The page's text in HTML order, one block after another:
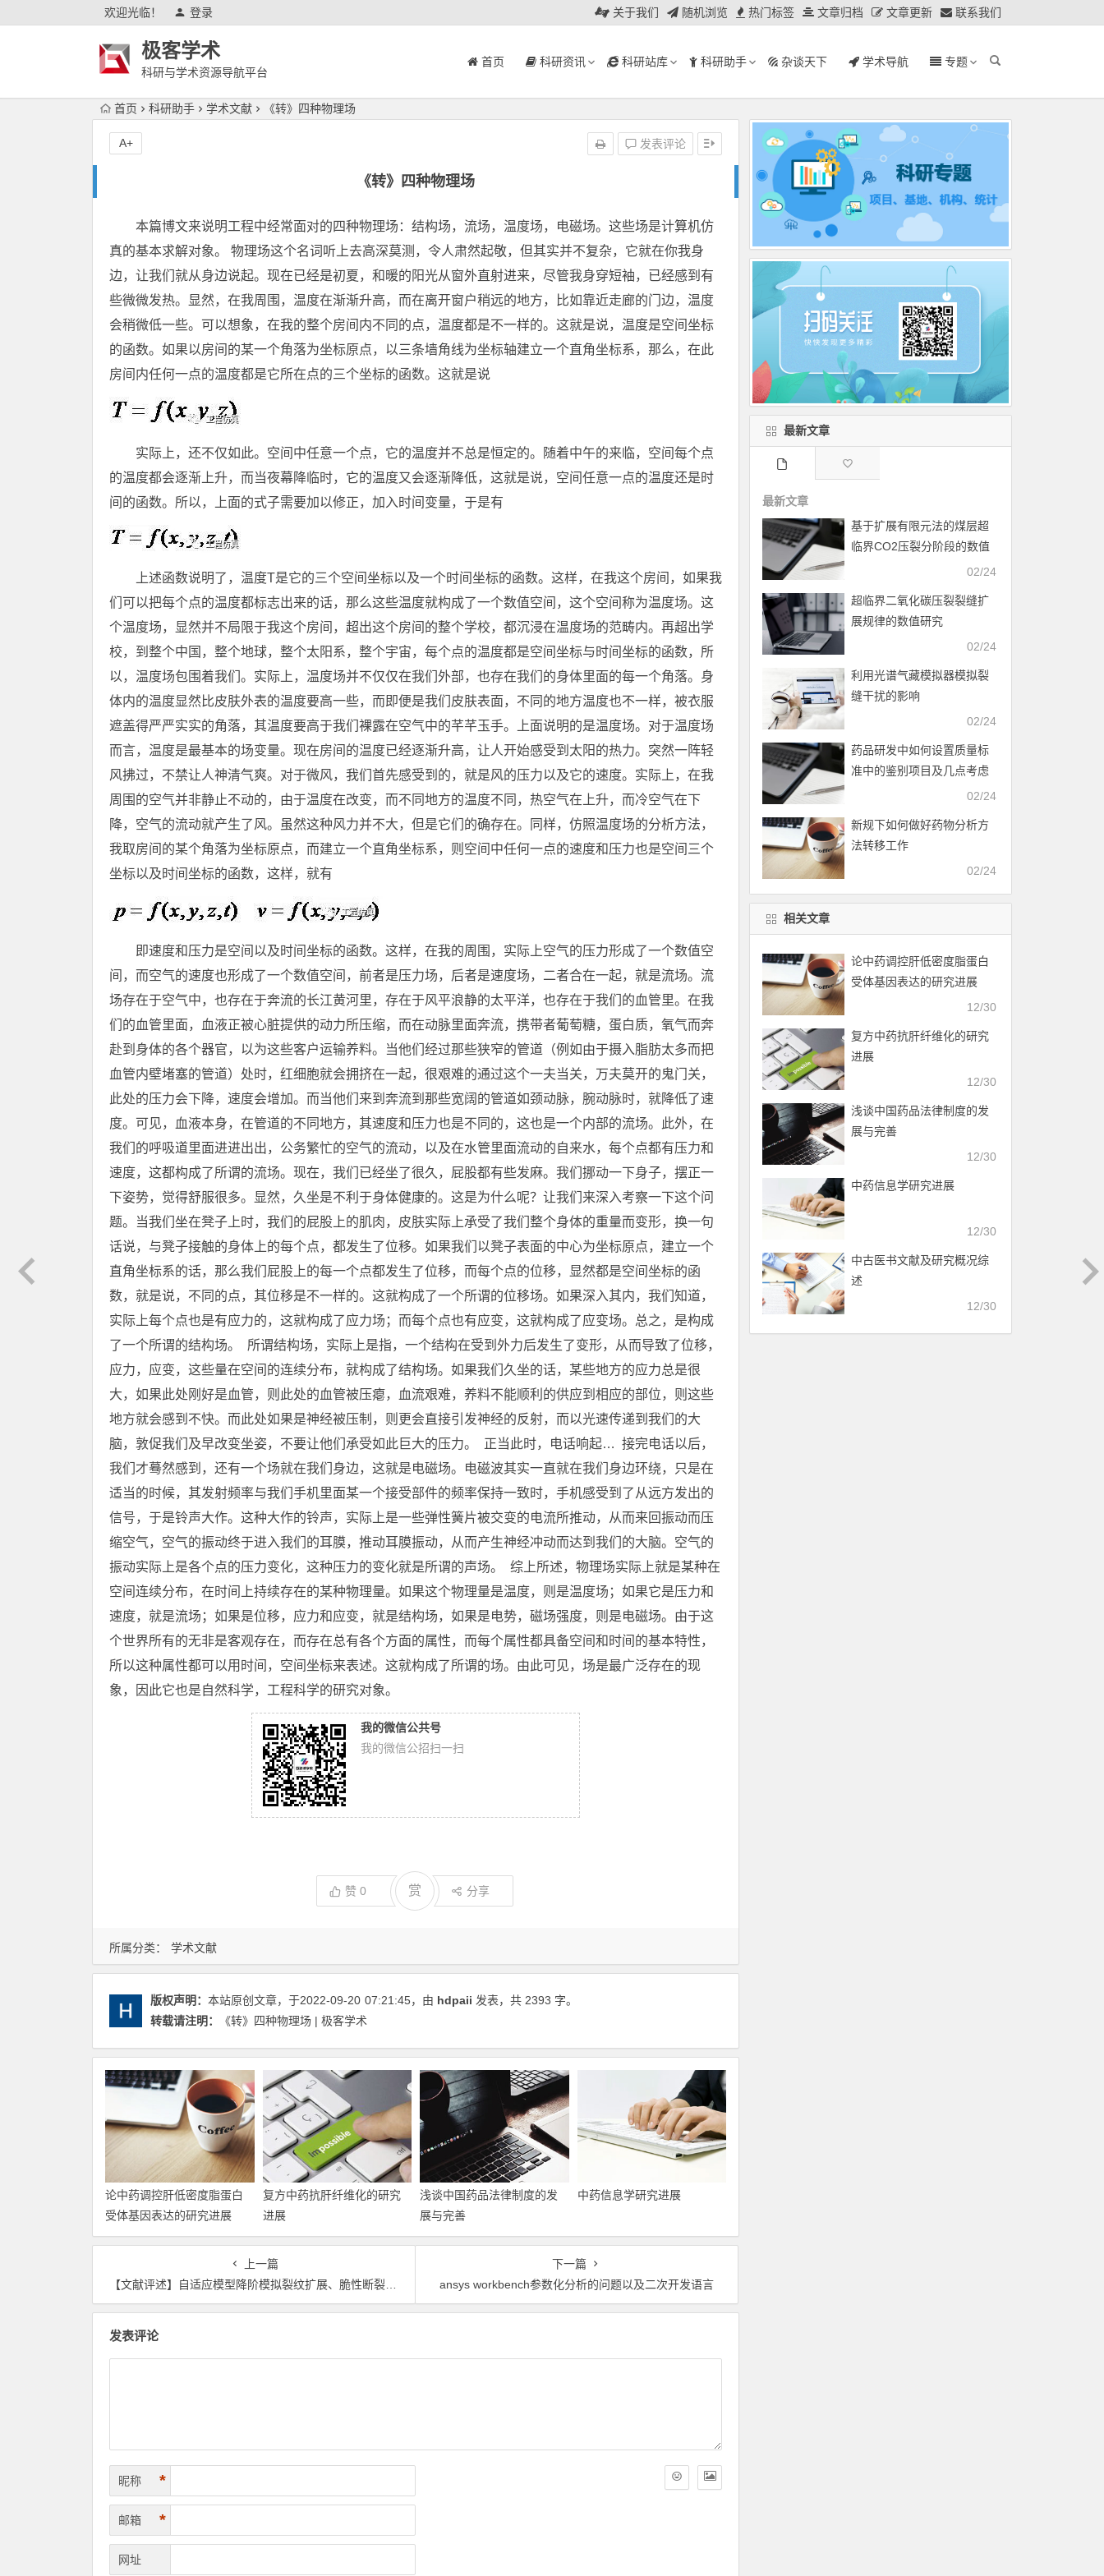
欢迎光临！ 登录 关于我们 随机浏览 热门标签 文章归档 文章更新 联系我们
极客学术
科研与学术资源导航平台
首页 科研资讯 科研站库 科研助手 杂谈天下 学术导航 专题
首页 科研助手 学术文献 《转》四种物理场
《转》四种物理场
发表评论
A+
所属分类： 学术文献
本篇博文来说明工程中经常面对的四种物理场：结构场，流场，温度场，电磁场。这些场是计算机仿
真的基本求解对象。 物理场这个名词听上去高深莫测，令人肃然起敬，但其实并不复杂，它就在你我身
边，让我们就从身边说起。现在已经是初夏，和暖的阳光从窗外直射进来，尽管我身穿短袖，已经感到有
些微微发热。显然，在我周围，温度在渐渐升高，而在离开窗户稍远的地方，比如靠近走廊的门边，温度
会稍微低一些。可以想象，在我的整个房间内不同的点，温度都是不一样的。这就是说，温度是空间坐标
的函数。如果以房间的某一个角落为坐标原点，以三条墙角线为坐标轴建立一个直角坐标系，那么，在此
房间内任何一点的温度都是它所在点的三个坐标的函数。这就是说
实际上，还不仅如此。空间中任意一个点，它的温度并不总是恒定的。随着中午的来临，空间每个点
的温度都会逐渐上升，而当夜幕降临时，它的温度又会逐渐降低，这就是说，空间任意一点的温度还是时
间的函数。所以，上面的式子需要加以修正，加入时间变量，于是有
上述函数说明了，温度T是它的三个空间坐标以及一个时间坐标的函数。这样，在我这个房间，如果我
们可以把每个点的温度都标志出来的话，那么这些温度就构成了一个数值空间，这个空间称为温度场。这
个温度场，显然并不局限于我这个房间，超出这个房间的整个学校，都沉浸在温度场的范畴内。再超出学
校，到整个中国，整个地球，整个太阳系，整个宇宙，每个点的温度都是空间坐标与时间坐标的函数，所
以，温度场包围着我们。实际上，温度场并不仅仅在我们外部，也存在我们的身体里面的每一个角落。身
体内的温度显然比皮肤外表的温度要高一些，而即便是我们皮肤表面，不同的地方温度也不一样，被衣服
遮盖得严严实实的角落，其温度要高于我们裸露在空气中的芊芊玉手。上面说明的是温度场。对于温度场
而言，温度是最基本的场变量。现在房间的温度已经逐渐升高，让人开始感受到太阳的热力。突然一阵轻
风拂过，不禁让人神清气爽。对于微风，我们首先感受到的，就是风的压力以及它的速度。实际上，在我
周围的空气并非静止不动的，由于温度在改变，而不同地方的温度不同，热空气在上升，而冷空气在下
降，空气的流动就产生了风。虽然这种风力并不大，但是它们的确存在。同样，仿照温度场的分析方法，
我取房间的某个角落为坐标原点，而建立一个直角坐标系，则空间中任何一点的速度和压力也是空间三个
坐标以及时间坐标的函数，这样，就有
即速度和压力是空间以及时间坐标的函数。这样，在我的周围，实际上空气的压力形成了一个数值空
间，而空气的速度也形成了一个数值空间，前者是压力场，后者是速度场，二者合在一起，就是流场。流
场存在于空气中，也存在于奔流的长江黄河里，存在于风平浪静的太平洋，也存在于我们的血管里。在我
们的血管里面，血液正被心脏提供的动力所压缩，而在动脉里面奔流，携带者葡萄糖，蛋白质，氧气而奔
赴到身体的各个器官，以为这些客户运输养料。当他们经过那些狭窄的管道（例如由于摄入脂肪太多而把
血管内壁堵塞的管道）处时，红细胞就会拥挤在一起，很艰难的通过这个一夫当关，万夫莫开的鬼门关，
此处的压力会下降，速度会增加。而当他们来到奔流到那些宽阔的管道如颈动脉，腕动脉时，就降低了速
度。可见，血液本身，在管道的不同地方，其速度和压力也是不同的，这也是一个内部的流场。此外，在
我们的呼吸道里面进进出出，公务繁忙的空气的流动，以及在水管里面流动的自来水，每个点都有压力和
速度，这都构成了所谓的流场。现在，我们已经坐了很久，屁股都有些发麻。我们挪动一下身子，摆正一
下姿势，觉得舒服很多。显然，久坐是不利于身体健康的。这是为什么呢？让我们来深入考察一下这个问
题。当我们坐在凳子上时，我们的屁股上的肌肉，皮肤实际上承受了我们整个身体的重量而变形，换一句
话说，与凳子接触的身体上的每个点，都发生了位移。如果我们以凳子表面的中心为坐标原点，建立一个
直角坐标系的话，那么我们屁股上的每一个点都发生了位移，而每个点的位移，显然都是空间坐标的函
数，就是说，不同的点，其位移是不一样的。这就构成了一个所谓的位移场。如果深入其内，我们知道，
实际上每个点也是有应力的，这就构成了应力场；而每个点也有应变，这就构成了应变场。总之，是构成
了一个所谓的结构场。 所谓结构场，实际上是指，一个结构在受到外力后发生了变形，从而导致了位移，
应力，应变，这些量在空间的连续分布，就构成了结构场。如果我们久坐的话，某些地方的应力总是很
大，如果此处刚好是血管，则此处的血管被压瘪，血流艰难，养料不能顺利的供应到相应的部位，则这些
地方就会感到不快。而此处如果是神经被压制，则更会直接引发神经的反射，而以光速传递到我们的大
脑，敦促我们及早改变坐姿，不要让他们承受如此巨大的压力。 正当此时，电话响起… 接完电话以后，
我们才蓦然感到，还有一个场就在我们身边，这就是电磁场。电磁波其实一直就在我们身边环绕，只是在
适当的时候，其发射频率与我们手机里面某一个接受部件的频率保持一致时，手机感受到了从远方发出的
信号，于是铃声大作。这种大作的铃声，实际上是一些弹性簧片被交变的电流所推动，从而来回振动而压
缩空气，空气的振动终于进入我们的耳膜，推动耳膜振动，从而产生神经冲动而达到我们的大脑。空气的
振动实际上是各个点的压力变化，这种压力的变化就是所谓的声场。 综上所述，物理场实际上就是某种在
空间连续分布，在时间上持续存在的某种物理量。如果这个物理量是温度，则是温度场；如果它是压力和
速度，就是流场；如果是位移，应力和应变，就是结构场，如果是电势，磁场强度，则是电磁场。由于这
个世界所有的无非是客观存在，而存在总有各个方面的属性，而每个属性都具备空间和时间的基本特性，
所以这种属性都可以用时间，空间坐标来表述。这就构成了所谓的场。由此可见，场是最广泛存在的现
象，因此它也是自然科学，工程科学的研究对象。
我的微信公共号
我的微信公招扫一扫
赞 0 赏 分享
版权声明： 本站原创文章，于2022-09-20 07:21:45，由 hdpaii 发表，共 2393 字。
转载请注明：
《转》四种物理场 | 极客学术
论中药调控肝低密度脂蛋白
受体基因表达的研究进展
复方中药抗肝纤维化的研究
进展
浅谈中国药品法律制度的发
展与完善
中药信息学研究进展
上一篇
【文献评述】自适应模型降阶模拟裂纹扩展、脆性断裂的混合有限元相场法、自适应技术规避变分本征断裂的网格偏差- IJNME、IJF
下一篇
ansys workbench参数化分析的问题以及二次开发语言
发表评论
昵称 *
邮箱 *
网址
最新文章
最新文章
基于扩展有限元法的煤层超
临界CO2压裂分阶段的数值
02/24
超临界二氧化碳压裂裂缝扩
展规律的数值研究
02/24
利用光谱气藏模拟器模拟裂
缝干扰的影响
02/24
药品研发中如何设置质量标
准中的鉴别项目及几点考虑
02/24
新规下如何做好药物分析方
法转移工作
02/24
相关文章
论中药调控肝低密度脂蛋白
受体基因表达的研究进展
12/30
复方中药抗肝纤维化的研究
进展
12/30
浅谈中国药品法律制度的发
展与完善
12/30
中药信息学研究进展
12/30
中古医书文献及研究概况综
述
12/30